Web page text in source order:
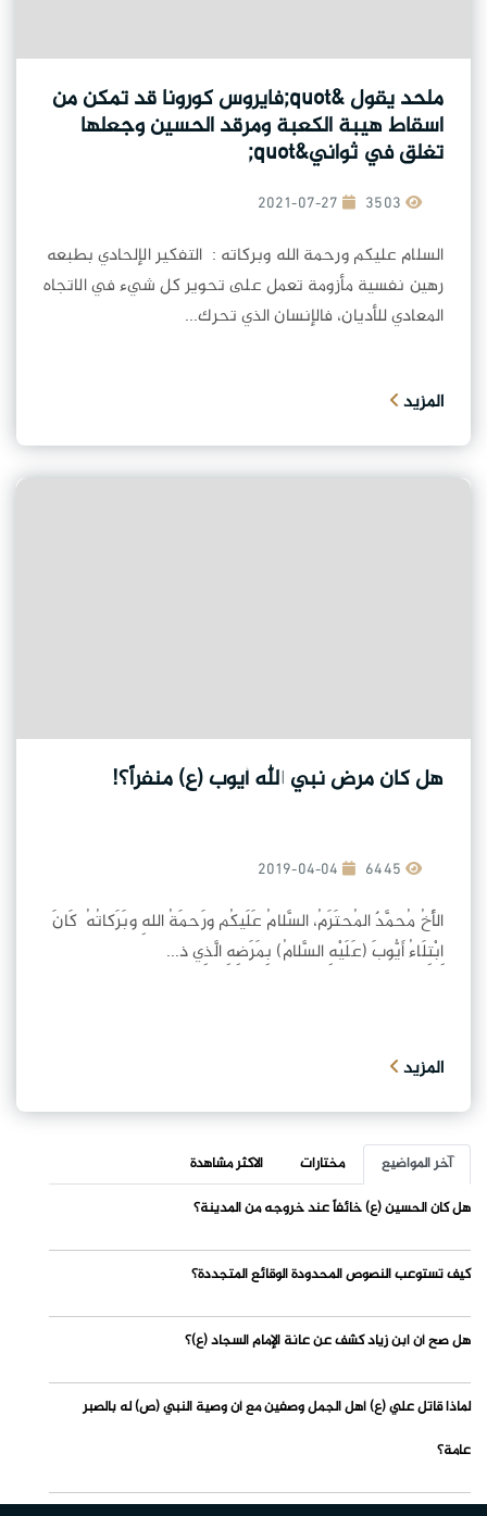
ملحد يقول &quot;فايروس كورونا قد تمكن من
اسقاط هيبة الكعبة ومرقد الحسين وجعلها
تغلق في ثواني&quot;
2021-07-27
السلام عليكم ورحمة الله وبركاته : التفكير الإلحادي بطبعه
رهين نفسية مأزومة تعمل على تحوير كل شيء في الاتجاه
المعادي للأديان، فالإنسان الذي تحرك...
المزيد
هل كان مرض نبي الله أيوب (ع) منفراً؟!
2019-04-04
الأَخُ مُحمَّدٌ المُحتَرَمُ، السَّلامُ عَلَيكُم ورَحمَةُ اللهِ وبَرَكاتُهُ كَانَ
اِبْتِلَاءُ أَيُّوبَ (عَلَيْهِ السَّلامُ) بِمَرَضِهِ الَّذِي ذ...
المزيد
آخر المواضيع مختارات
الاكثر مشاهدة
هل كان الحسين (ع) خائفاً عند خروجه من المدينة؟
كيف تستوعب النصوص المحدودة الوقائع المتجددة؟
هل صح أن ابن زياد كشف عن عانة الإمام السجاد (ع)؟
لماذا قاتل علي (ع) أهل الجمل وصفين مع أن وصية النبي (ص) له بالصبر
عامة؟